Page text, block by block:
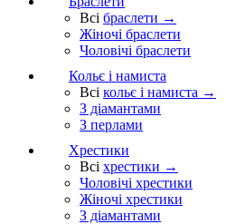
Всі браслети →
Жіночі браслети
Чоловічі браслети
Кольє і намиста
Всі кольє і намиста →
З діамантами
З перлами
Хрестики
Всі хрестики →
Чоловічі хрестики
Жіночі хрестики
З діамантами